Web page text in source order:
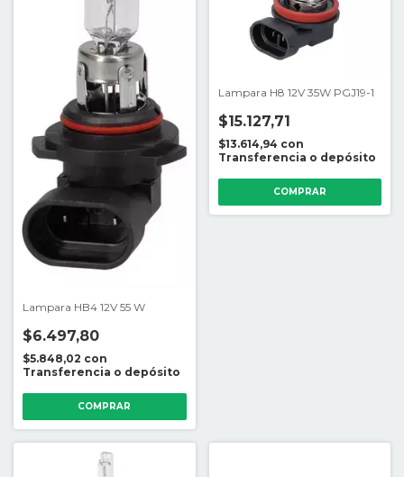
Lampara HB4 12V 55 W
$6.497,80
$5.848,02 con
Transferencia o depósito
Lampara H8 12V 35W PGJ19-1
$15.127,71
$13.614,94 con
Transferencia o depósito